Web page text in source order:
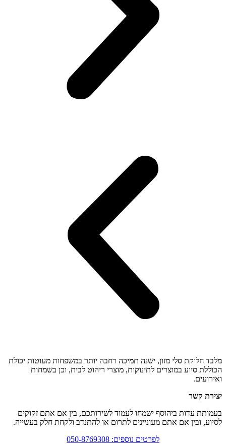
מלבד חלוקת סלי מזון, ישנה תמיכה רחבה יותר במשפחות מעוטות יכולת
הכוללת סיוע במוצרים לתינוקות, מוצרי ריהוט לבית, וכן בשמחות
ואירועים.
יצירת קשר ​
בעמותת עדות ביהוסף ישמחו לעמוד לשירותכם, בין אם אתם זקוקים
לסיוע, ובין אם אתם מעוניינים לתרום או להתנדב ולקחת חלק בעשייה.
לפרטים נוספים: 050-8769308